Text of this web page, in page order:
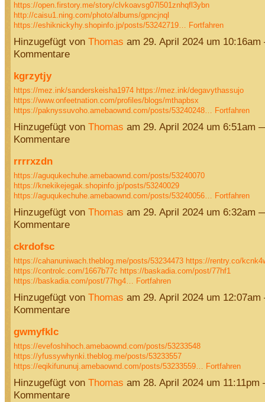
https://open.firstory.me/story/clvkoavsg07l501znhqfl3ybn
http://caisu1.ning.com/photo/albums/gpncjnql
https://eshiknickyhy.shopinfo.jp/posts/53242719… Fortfahren
Hinzugefügt von Thomas am 29. April 2024 um
Kommentare
kgrzytjy
https://mez.ink/sanderskeisha1974 https://mez.ink/degavythassujo
https://www.onfeetnation.com/profiles/blogs/mthapbsx
https://paknyssuvoho.amebaownd.com/posts/53240248… Fortfahren
Hinzugefügt von Thomas am 29. April 2024 um 6:51am
Kommentare
rrrrxzdn
https://aguqukechuhe.amebaownd.com/posts/53240070
https://knekikejegak.shopinfo.jp/posts/53240029
https://aguqukechuhe.amebaownd.com/posts/53240056… Fortfahren
Hinzugefügt von Thomas am 29. April 2024 um 6:32am
Kommentare
ckrdofsc
https://cahanuniwach.theblog.me/posts/53234473 https://rentry.co/
https://controlc.com/1667b77c https://baskadia.com/post/77hf1
https://baskadia.com/post/77hg4… Fortfahren
Hinzugefügt von Thomas am 29. April 2024 um
Kommentare
gwmyfklc
https://evefoshihoch.amebaownd.com/posts/53233548
https://yfussywhynki.theblog.me/posts/53233557
https://eqikifununuj.amebaownd.com/posts/53233559… Fortfahren
Hinzugefügt von Thomas am 28. April 2024 um
Kommentare